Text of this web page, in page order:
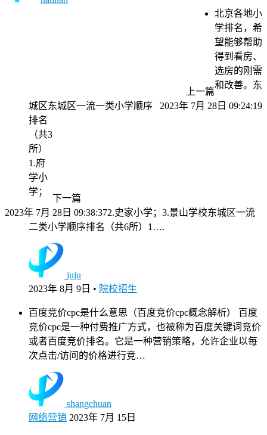
上一篇
2023年 7月 28日 09:24:19
下一篇
2023年 7月 28日 09:38:37
北京各地小
学排名，希
望能够帮助
得到看房、
选房的刚需
和改善。东
城区东城区一流一类小学顺序
排名
（共3
所）
1.府
学小
学；
2.史家小学；3.景山学校东城区一流
二类小学顺序排名（共6所）1….
juju
2023年 8月 9日 • 院校招生
百度竞价cpc是什么意思（百度竞价cpc概念解析） 百度
竞价cpc是一种付费推广方式，也被称为百度关键词竞价
或者百度竞价排名。它是一种营销策略，允许企业以每
次点击/访问的价格进行竞…
shangchuan
网络营销 2023年 7月 15日